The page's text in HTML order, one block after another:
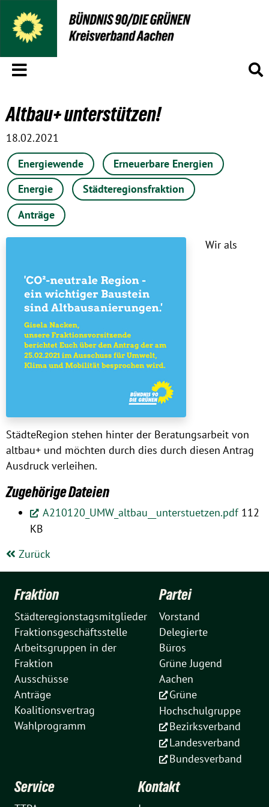
Menü
Altbau+ unterstützen!
18.02.2021
Energiewende
Erneuerbare Energien
Energie
Städteregionsfraktion
Anträge
Wir als
StädteRegion stehen hinter der Beratungsarbeit von
altbau+ und möchten durch dies durch diesen Antrag
Ausdruck verleihen.
Zugehörige Dateien
A210120_UMW_altbau__unterstuetzen.pdf 112
KB
Zurück
Fraktion
Städteregionstagsmitglieder
Fraktionsgeschäftsstelle
Arbeitsgruppen in der
Fraktion
Ausschüsse
Anträge
Koalitionsvertrag
Wahlprogramm
Partei
Vorstand
Delegierte
Büros
Grüne Jugend
Aachen
Grüne
Hochschulgruppe
Bezirksverband
Landesverband
Bundesverband
Service Kontakt